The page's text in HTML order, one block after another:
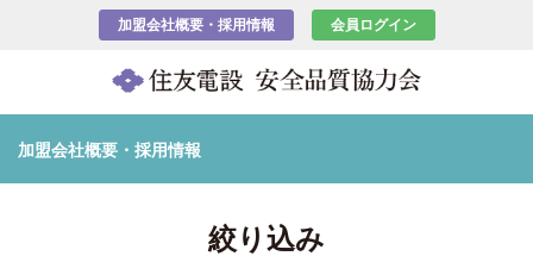
加盟会社概要・採用情報 会員ログイン
加盟会社概要・採用情報
絞り込み